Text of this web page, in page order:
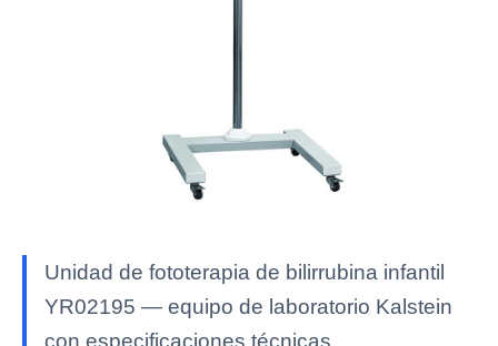
Unidad de fototerapia de bilirrubina infantil
YR02195 — equipo de laboratorio Kalstein
con especificaciones técnicas,